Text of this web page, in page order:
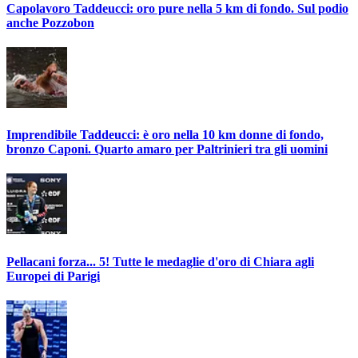
Capolavoro Taddeucci: oro pure nella 5 km di fondo. Sul podio
anche Pozzobon
Imprendibile Taddeucci: è oro nella 10 km donne di fondo,
bronzo Caponi. Quarto amaro per Paltrinieri tra gli uomini
Pellacani forza... 5! Tutte le medaglie d'oro di Chiara agli
Europei di Parigi